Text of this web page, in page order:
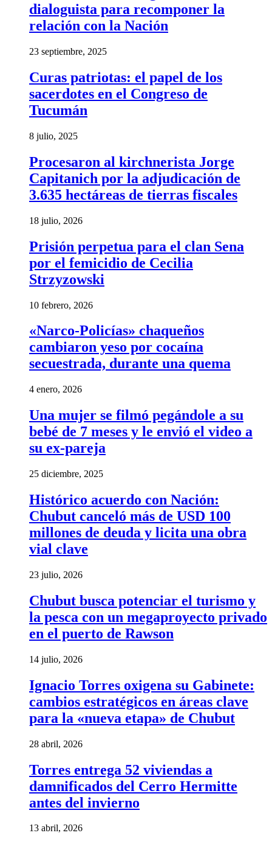
dialoguista para recomponer la
relación con la Nación
23 septiembre, 2025
Curas patriotas: el papel de los
sacerdotes en el Congreso de
Tucumán
8 julio, 2025
Procesaron al kirchnerista Jorge
Capitanich por la adjudicación de
3.635 hectáreas de tierras fiscales
18 julio, 2026
Prisión perpetua para el clan Sena
por el femicidio de Cecilia
Strzyzowski
10 febrero, 2026
«Narco-Policías» chaqueños
cambiaron yeso por cocaína
secuestrada, durante una quema
4 enero, 2026
Una mujer se filmó pegándole a su
bebé de 7 meses y le envió el video a
su ex-pareja
25 diciembre, 2025
Histórico acuerdo con Nación:
Chubut canceló más de USD 100
millones de deuda y licita una obra
vial clave
23 julio, 2026
Chubut busca potenciar el turismo y
la pesca con un megaproyecto privado
en el puerto de Rawson
14 julio, 2026
Ignacio Torres oxigena su Gabinete:
cambios estratégicos en áreas clave
para la «nueva etapa» de Chubut
28 abril, 2026
Torres entrega 52 viviendas a
damnificados del Cerro Hermitte
antes del invierno
13 abril, 2026